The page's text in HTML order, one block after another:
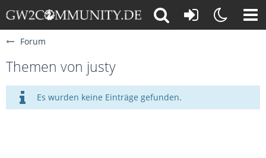
Forum
Themen von justy
Es wurden keine Einträge gefunden.